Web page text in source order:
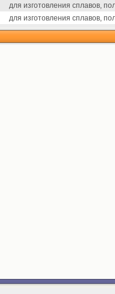
для изготовления сплавов,
для изготовления сплавов,